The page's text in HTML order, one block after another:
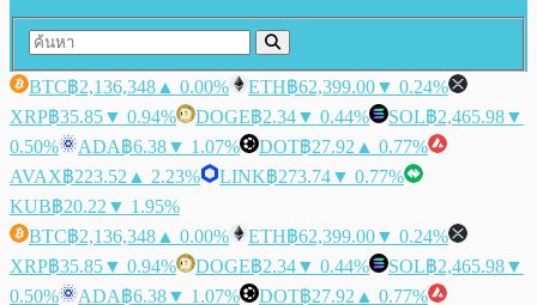
BTC฿2,136,348 ▲ 0.00% ETH฿62,399.00▼ 0.24%
XRP฿35.85▼ 0.94% DOGE฿2.34▼ 0.44% SOL฿2,465.98▼
0.50%
ADA฿6.38▼ 1.07% DOT฿27.92 ▲ 0.77%
AVAX฿223.52 ▲ 2.23% LINK฿273.74▼ 0.77%
KUB฿20.22 ▼ 1.95%
BTC฿2,136,348 ▲ 0.00% ETH฿62,399.00▼ 0.24%
XRP฿35.85▼ 0.94% DOGE฿2.34▼ 0.44% SOL฿2,465.98▼
0.50%
ADA฿6.38▼ 1.07% DOT฿27.92 ▲ 0.77%